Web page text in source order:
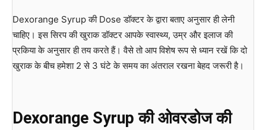
Dexorange Syrup की Dose डॉक्टर के द्वारा बताए अनुसार ही लेनी
चाहिए। इस सिरप की खुराक डॉक्टर आपके स्वास्थ्य, उम्र और इलाज की
प्रकिया के अनुसार ही तय करते हैं। वैसे तो आप विशेष रूप से ध्यान रखें कि दो
खुराक के बीच हमेशा 2 से 3 घंटे के समय का अंतराल रखना बेहद जरूरी है।
Dexorange Syrup की ओवरडोज की